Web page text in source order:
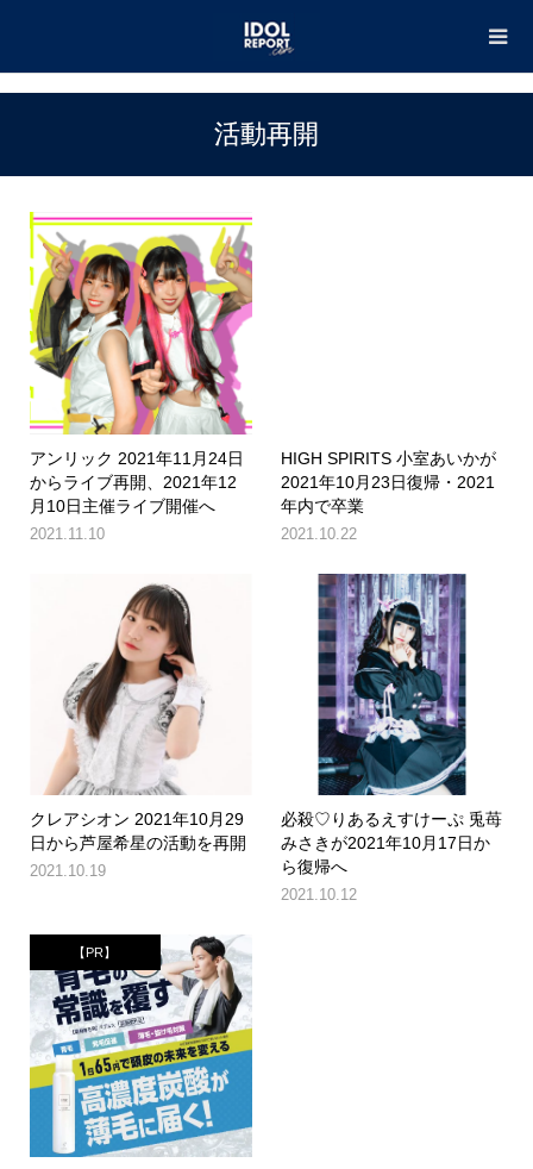
活動再開
アンリック 2021年11月24日
からライブ再開、2021年12
月10日主催ライブ開催へ
2021.11.10
HIGH SPIRITS 小室あいかが
2021年10月23日復帰・2021
年内で卒業
2021.10.22
クレアシオン 2021年10月29
日から芦屋希星の活動を再開
2021.10.19
必殺♡りあるえすけーぷ 兎苺
みさきが2021年10月17日か
ら復帰へ
2021.10.12
【PR】